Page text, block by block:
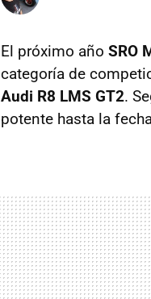
El próximo año SRO
categoría de
Audi R8 LMS GT2.
potente hasta la